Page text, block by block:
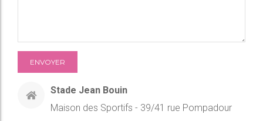
Stade Jean Bouin
Maison des Sportifs - 39/41 rue Pompadour